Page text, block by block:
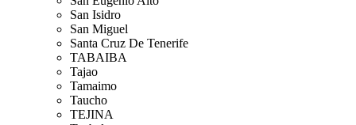
San Isidro
San Miguel
Santa Cruz De Tenerife
TABAIBA
Tajao
Tamaimo
Taucho
TEJINA